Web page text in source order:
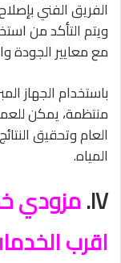
الفريق الفني
ويتم التأكد من
مع معايير الجودة
باستخدام الجهاز
منتظمة، يمكن
العام وتحقيق
المياه.
IV. مزودي
اقرب